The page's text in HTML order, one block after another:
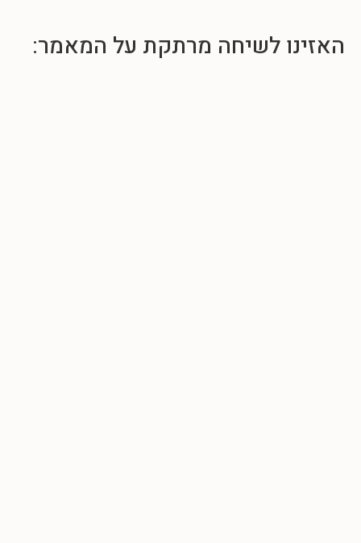
האזינו לשיחה מרתקת על המאמר: